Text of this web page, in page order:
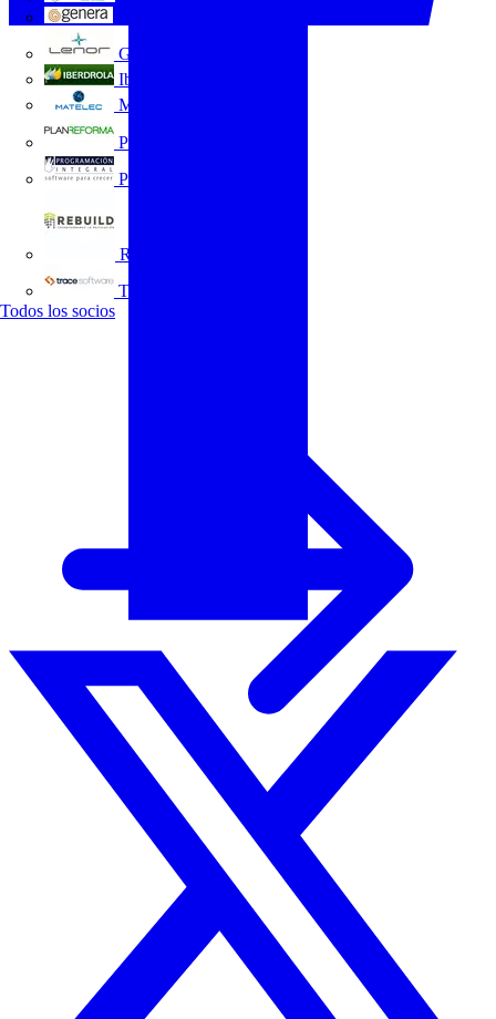
Grupo Lenor
Iberdrola
MATELEC
Plan Reforma
Programación Integral
REBUILD
Trace Software
Todos los socios